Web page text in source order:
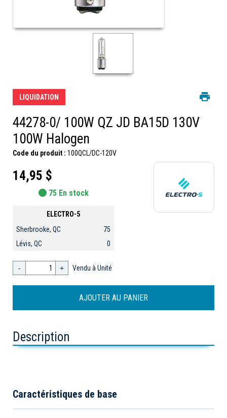
LIQUIDATION
44278-0/ 100W QZ JD BA15D 130V
100W Halogen
Code du produit : 100QCL/DC-120V
14,95 $
75 En stock
ELECTRO-5
Sherbrooke, QC
75
Lévis, QC
0
- + Vendu à Unité
Description
Caractéristiques de base